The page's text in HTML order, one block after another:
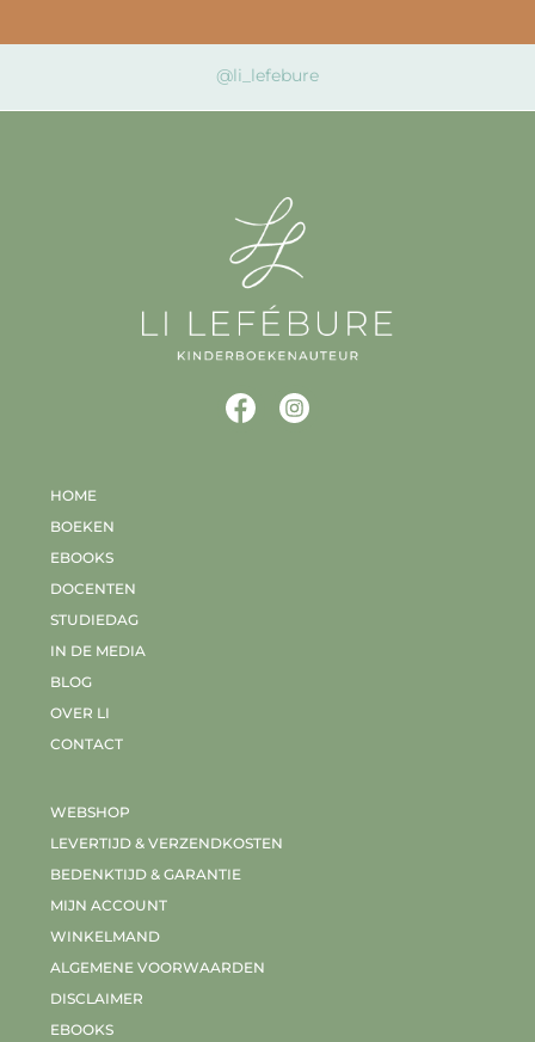
@li_lefebure
HOME
BOEKEN
EBOOKS
DOCENTEN
STUDIEDAG
IN DE MEDIA
BLOG
OVER LI
CONTACT
WEBSHOP
LEVERTIJD & VERZENDKOSTEN
BEDENKTIJD & GARANTIE
MIJN ACCOUNT
WINKELMAND
ALGEMENE VOORWAARDEN
DISCLAIMER
EBOOKS